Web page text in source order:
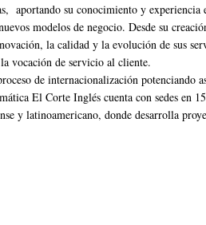
aportando su conocimiento y experiencia
modelos de negocio. Desde su
la calidad y la evolución de sus
vocación de servicio al cliente.
de internacionalización potenciando
El Corte Inglés cuenta con sedes en
y latinoamericano, donde desarrolla